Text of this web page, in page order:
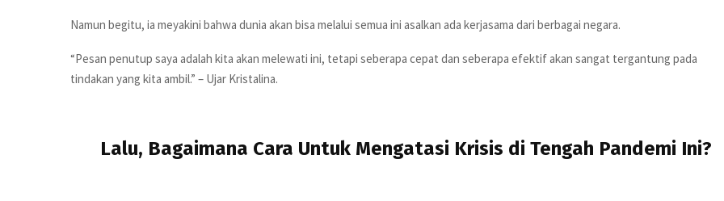
Namun begitu, ia meyakini bahwa dunia akan bisa melalui semua ini asalkan ada kerjasama dari berbagai negara.
“Pesan penutup saya adalah kita akan melewati ini, tetapi seberapa cepat dan seberapa efektif akan sangat tergantung pada
tindakan yang kita ambil.” – Ujar Kristalina.
Lalu, Bagaimana Cara Untuk Mengatasi Krisis di Tengah Pandemi Ini?